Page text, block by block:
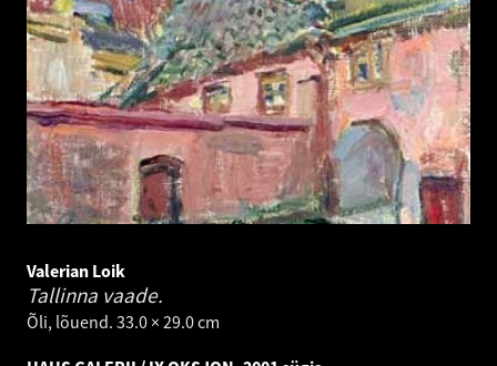
Valerian Loik
Tallinna vaade.
Õli, lõuend. 33.0 × 29.0 cm